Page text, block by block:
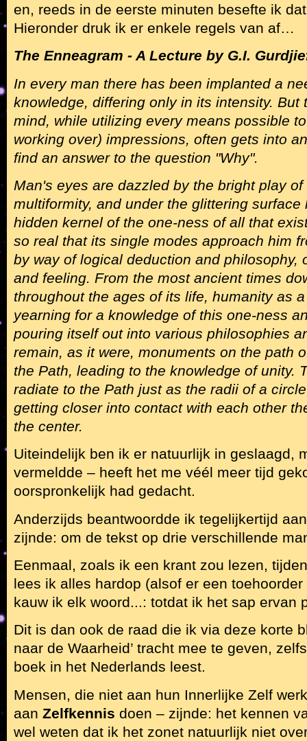
en, reeds in de eerste minuten besefte ik
Hieronder druk ik er enkele regels van af…
The Enneagram - A Lecture by G.I.
In every man there has been implanted a
knowledge, differing only in its intensity. But
mind, while utilizing every means possible
working over) impressions, often gets into
find an answer to the question "Why".
Man's eyes are dazzled by the bright play
multiformity, and under the glittering
hidden kernel of the one-ness of all that
so real that its single modes approach him
by way of logical deduction and philosophy,
and feeling. From the most ancient times
throughout the ages of its life, humanity as
yearning for a knowledge of this one-ness
pouring itself out into various philosophies
remain, as it were, monuments on the path
the Path, leading to the knowledge of unity.
radiate to the Path just as the radii of a
getting closer into contact with each other
the center.
Uiteindelijk ben ik er natuurlijk in geslaagd,
vermeldde – heeft het me véél meer tijd
oorspronkelijk had gedacht.
Anderzijds beantwoordde ik tegelijkertijd
zijnde: om de tekst op drie verschillende
Eenmaal, zoals ik een krant zou lezen,
lees ik alles hardop (alsof er een
kauw ik elk woord...: totdat ik het sap ervan
Dit is dan ook de raad die ik via deze korte
naar de Waarheid’ tracht mee te geven,
boek in het Nederlands leest.
Mensen, die niet aan hun Innerlijke Zelf
aan Zelfkennis doen – zijnde: het kennen
wel weten dat ik het zonet natuurlijk niet